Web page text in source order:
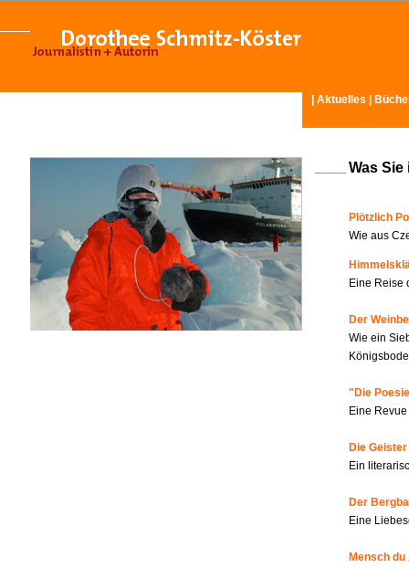
Aktuelles
Was
Plötzlich
Wie aus
Eine Reise
Der
Wie ein
"Die
Eine
Die
Ein
Der
Eine
Mensch du